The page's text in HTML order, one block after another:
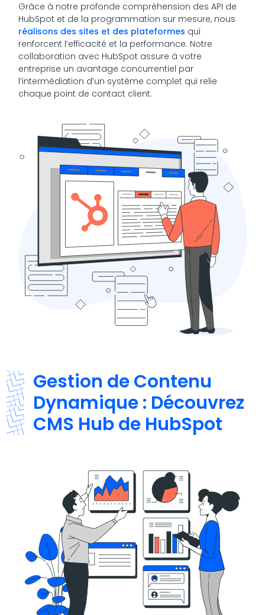
Grâce à notre profonde compréhension des API de
HubSpot et de la programmation sur mesure, nous
réalisons des sites et des plateformes qui
renforcent l’efficacité et la performance. Notre
collaboration avec HubSpot assure à votre
entreprise un avantage concurrentiel par
l’intermédiation d’un système complet qui relie
chaque point de contact client.
Gestion de Contenu
Dynamique : Découvrez
CMS Hub de HubSpot